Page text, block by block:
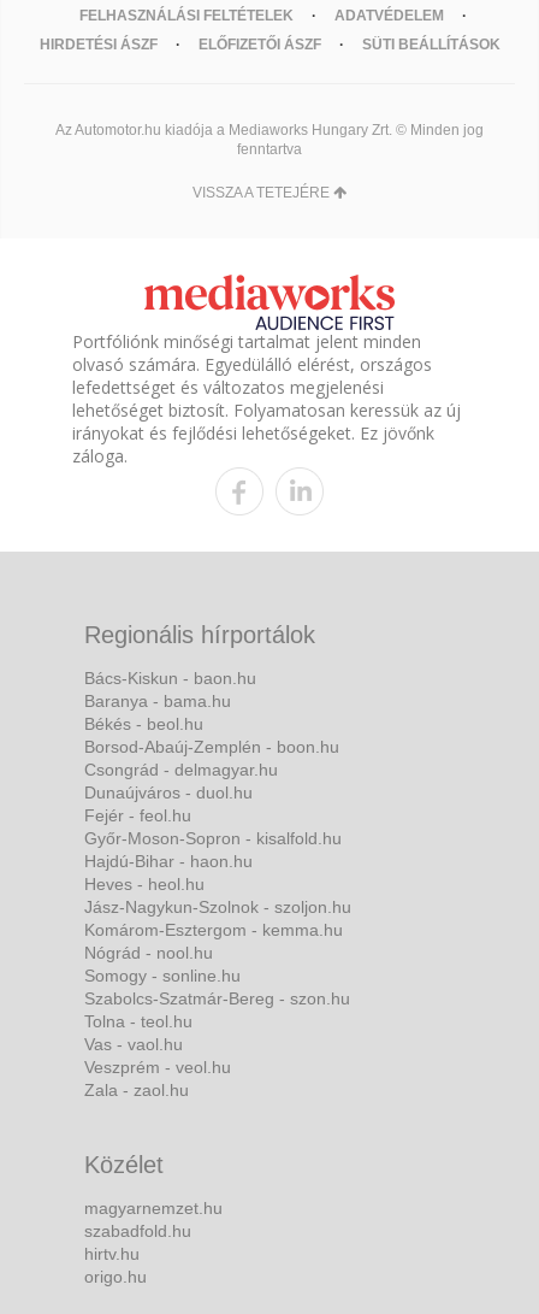
FELHASZNÁLÁSI FELTÉTELEK
ADATVÉDELEM
HIRDETÉSI ÁSZF
ELŐFIZETŐI ÁSZF SÜTI BEÁLLÍTÁSOK
Az Automotor.hu kiadója a Mediaworks Hungary Zrt. © Minden jog
fenntartva
VISSZA A TETEJÉRE
Portfóliónk minőségi tartalmat jelent minden
olvasó számára. Egyedülálló elérést, országos
lefedettséget és változatos megjelenési
lehetőséget biztosít. Folyamatosan keressük az új
irányokat és fejlődési lehetőségeket. Ez jövőnk
záloga.
Regionális hírportálok
Bács-Kiskun - baon.hu
Baranya - bama.hu
Békés - beol.hu
Borsod-Abaúj-Zemplén - boon.hu
Csongrád - delmagyar.hu
Dunaújváros - duol.hu
Fejér - feol.hu
Győr-Moson-Sopron - kisalfold.hu
Hajdú-Bihar - haon.hu
Heves - heol.hu
Jász-Nagykun-Szolnok - szoljon.hu
Komárom-Esztergom - kemma.hu
Nógrád - nool.hu
Somogy - sonline.hu
Szabolcs-Szatmár-Bereg - szon.hu
Tolna - teol.hu
Vas - vaol.hu
Veszprém - veol.hu
Zala - zaol.hu
Közélet
magyarnemzet.hu
szabadfold.hu
hirtv.hu
origo.hu